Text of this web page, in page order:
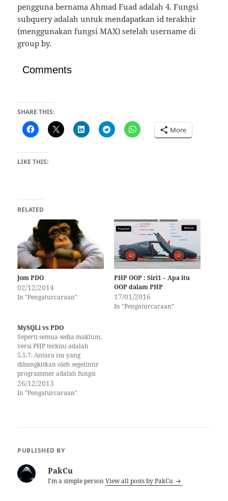
pengguna bernama Ahmad Fuad adalah 4. Fungsi
subquery adalah untuk mendapatkan id terakhir
(menggunakan fungsi MAX) setelah username di
group by.
Comments
SHARE THIS:
More
LIKE THIS:
RELATED
Jom PDO
02/12/2014
In "Pengaturcaraan"
PHP OOP : Siri1 – Apa itu
OOP dalam PHP
17/01/2016
In "Pengaturcaraan"
MySQLi vs PDO
Seperti semua sedia maklum,
versi PHP terkini adalah
5.5.7. Antara isu yang
dibangkitkan oleh segelintir
programmer adalah fungsi
mysql_* yang telah
dideprecated mulai PHP
menukar fungsi mysql_* kita
PDO.…
26/12/2013
In "Pengaturcaraan"
PUBLISHED BY
PakCu
I'm a simple personView all posts by PakCu